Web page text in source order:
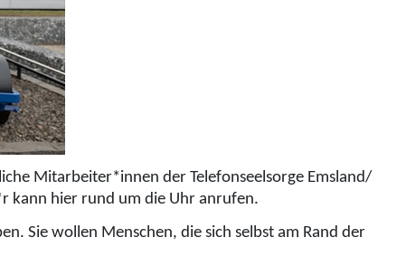
Mitarbeiter*innen der Telefonseelsorge Emsland/
kann hier rund um die Uhr anrufen.
Sie wollen Menschen, die sich selbst am Rand der